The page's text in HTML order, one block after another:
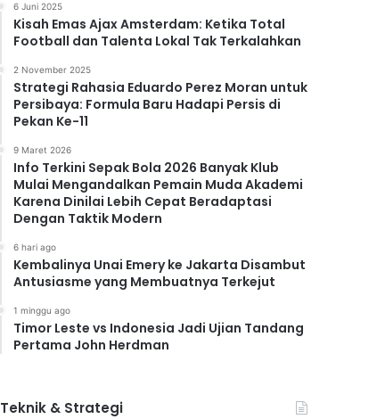
6 Juni 2025
Kisah Emas Ajax Amsterdam: Ketika Total
Football dan Talenta Lokal Tak Terkalahkan
2 November 2025
Strategi Rahasia Eduardo Perez Moran untuk
Persibaya: Formula Baru Hadapi Persis di
Pekan Ke-11
9 Maret 2026
Info Terkini Sepak Bola 2026 Banyak Klub
Mulai Mengandalkan Pemain Muda Akademi
Karena Dinilai Lebih Cepat Beradaptasi
Dengan Taktik Modern
6 hari ago
Kembalinya Unai Emery ke Jakarta Disambut
Antusiasme yang Membuatnya Terkejut
1 minggu ago
Timor Leste vs Indonesia Jadi Ujian Tandang
Pertama John Herdman
Teknik & Strategi